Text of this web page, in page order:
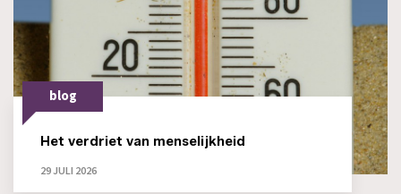
blog
Het verdriet van menselijkheid
29 JULI 2026